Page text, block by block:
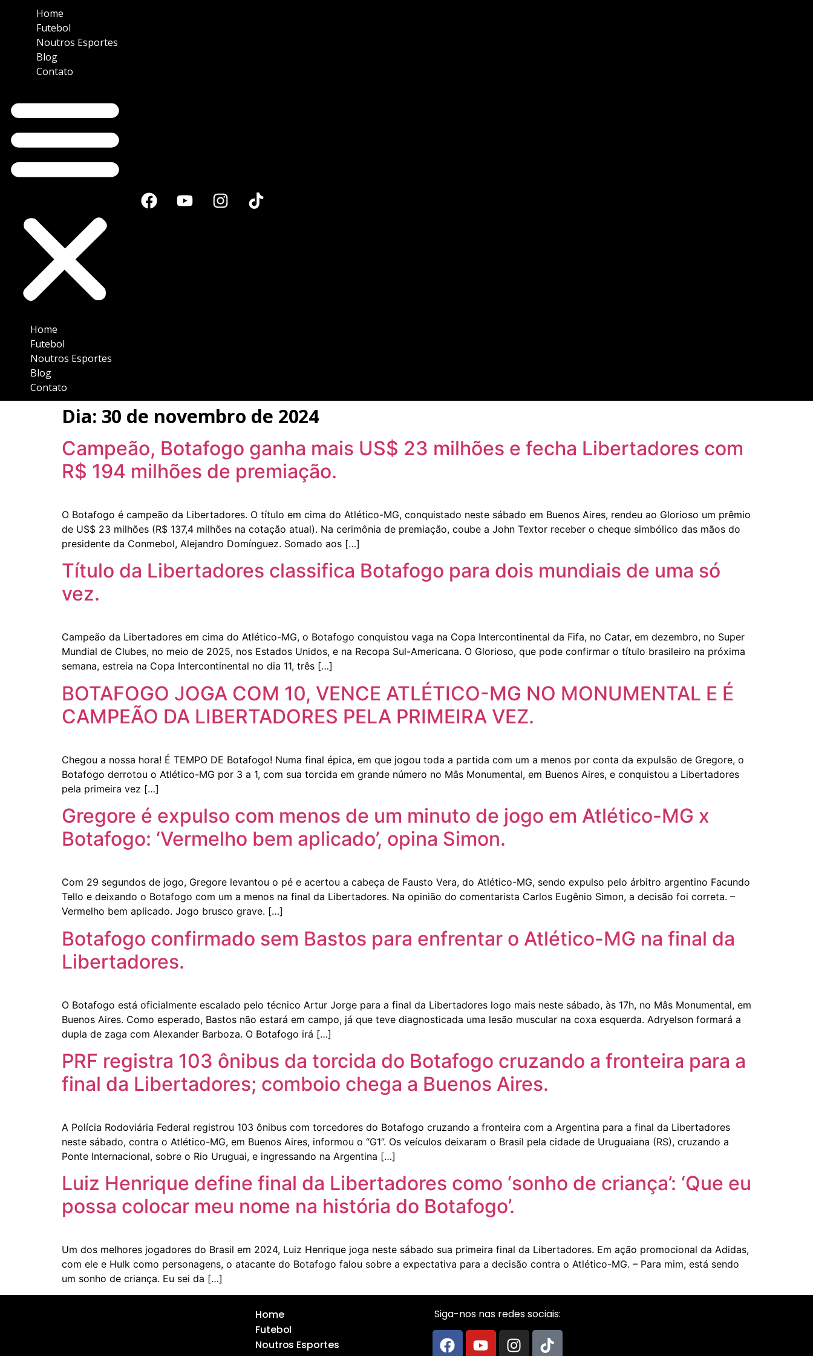
Home
Futebol
Noutros Esportes
Blog
Contato
Home
Futebol
Noutros Esportes
Blog
Contato
Dia: 30 de novembro de 2024
Campeão, Botafogo ganha mais US$ 23 milhões e fecha Libertadores com
R$ 194 milhões de premiação.
O Botafogo é campeão da Libertadores. O título em cima do Atlético-MG, conquistado neste sábado em Buenos Aires, rendeu ao Glorioso um prêmio
de US$ 23 milhões (R$ 137,4 milhões na cotação atual). Na cerimônia de premiação, coube a John Textor receber o cheque simbólico das mãos do
presidente da Conmebol, Alejandro Domínguez. Somado aos […]
Título da Libertadores classifica Botafogo para dois mundiais de uma só
vez.
Campeão da Libertadores em cima do Atlético-MG, o Botafogo conquistou vaga na Copa Intercontinental da Fifa, no Catar, em dezembro, no Super
Mundial de Clubes, no meio de 2025, nos Estados Unidos, e na Recopa Sul-Americana. O Glorioso, que pode confirmar o título brasileiro na próxima
semana, estreia na Copa Intercontinental no dia 11, três […]
BOTAFOGO JOGA COM 10, VENCE ATLÉTICO-MG NO MONUMENTAL E É
CAMPEÃO DA LIBERTADORES PELA PRIMEIRA VEZ.
Chegou a nossa hora! É TEMPO DE Botafogo! Numa final épica, em que jogou toda a partida com um a menos por conta da expulsão de Gregore, o
Botafogo derrotou o Atlético-MG por 3 a 1, com sua torcida em grande número no Mâs Monumental, em Buenos Aires, e conquistou a Libertadores
pela primeira vez […]
Gregore é expulso com menos de um minuto de jogo em Atlético-MG x
Botafogo: ‘Vermelho bem aplicado’, opina Simon.
Com 29 segundos de jogo, Gregore levantou o pé e acertou a cabeça de Fausto Vera, do Atlético-MG, sendo expulso pelo árbitro argentino Facundo
Tello e deixando o Botafogo com um a menos na final da Libertadores. Na opinião do comentarista Carlos Eugênio Simon, a decisão foi correta. –
Vermelho bem aplicado. Jogo brusco grave. […]
Botafogo confirmado sem Bastos para enfrentar o Atlético-MG na final da
Libertadores.
O Botafogo está oficialmente escalado pelo técnico Artur Jorge para a final da Libertadores logo mais neste sábado, às 17h, no Mâs Monumental, em
Buenos Aires. Como esperado, Bastos não estará em campo, já que teve diagnosticada uma lesão muscular na coxa esquerda. Adryelson formará a
dupla de zaga com Alexander Barboza. O Botafogo irá […]
PRF registra 103 ônibus da torcida do Botafogo cruzando a fronteira para a
final da Libertadores; comboio chega a Buenos Aires.
A Polícia Rodoviária Federal registrou 103 ônibus com torcedores do Botafogo cruzando a fronteira com a Argentina para a final da Libertadores
neste sábado, contra o Atlético-MG, em Buenos Aires, informou o “G1”. Os veículos deixaram o Brasil pela cidade de Uruguaiana (RS), cruzando a
Ponte Internacional, sobre o Rio Uruguai, e ingressando na Argentina […]
Luiz Henrique define final da Libertadores como ‘sonho de criança’: ‘Que eu
possa colocar meu nome na história do Botafogo’.
Um dos melhores jogadores do Brasil em 2024, Luiz Henrique joga neste sábado sua primeira final da Libertadores. Em ação promocional da Adidas,
com ele e Hulk como personagens, o atacante do Botafogo falou sobre a expectativa para a decisão contra o Atlético-MG. – Para mim, está sendo
um sonho de criança. Eu sei da […]
Home
Futebol
Noutros Esportes
Siga-nos nas redes sociais: